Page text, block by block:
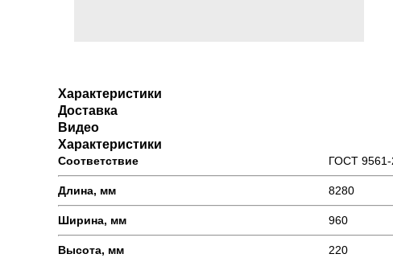
Характеристики
Доставка
Видео
Характеристики
Соответствие ГОСТ 9561-
Длина, мм 8280
Ширина, мм 960
Высота, мм 220